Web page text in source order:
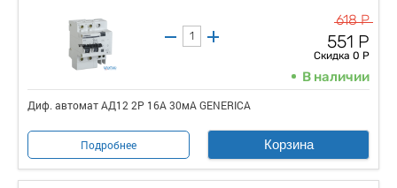
618 Р
551 Р
Скидка 0 Р
В наличии
Диф. автомат АД12 2Р 16А 30мА GENERICA
Подробнее Корзина